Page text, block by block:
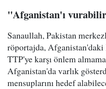
"Afganistan'ı
Sanaullah, Pakistan
röportajda,
TTP'ye karşı önlem
Afganistan'da varlık
mensuplarını hedef